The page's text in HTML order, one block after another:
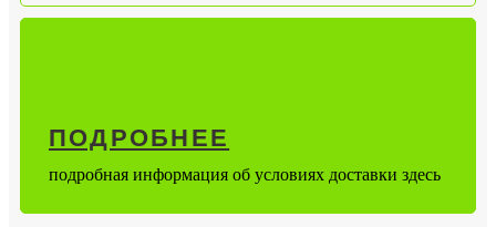
ПОДРОБНЕЕ
подробная информация об условиях доставки здесь